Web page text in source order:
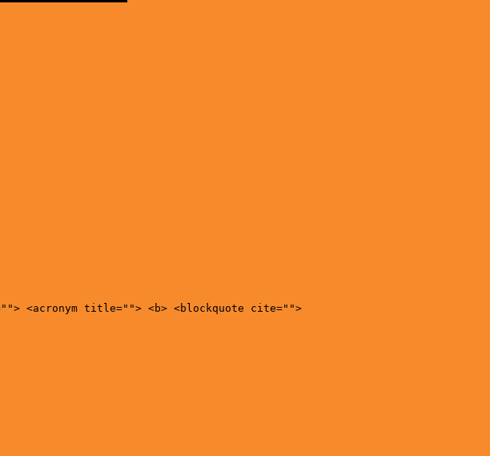
<acronym title=""> <b> <blockquote cite="">